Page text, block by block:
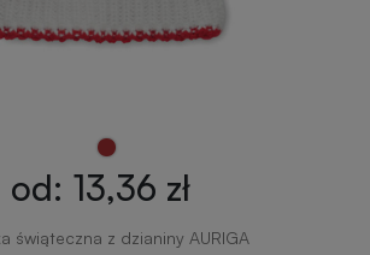
od: 13,36 zł
świąteczna z dzianiny AURIGA